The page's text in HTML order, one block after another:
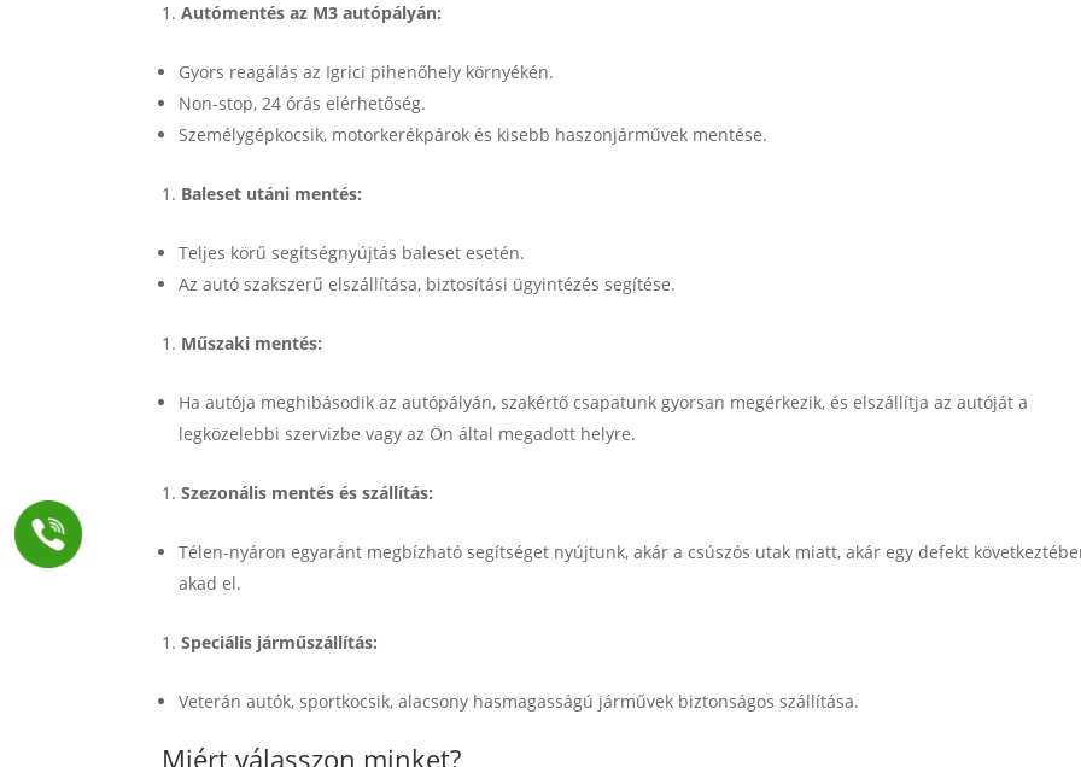
Autómentés az M3 autópályán:
Gyors reagálás az Igrici pihenőhely környékén.
Non-stop, 24 órás elérhetőség.
Személygépkocsik, motorkerékpárok és kisebb haszonjárművek mentése.
Baleset utáni mentés:
Teljes körű segítségnyújtás baleset esetén.
Az autó szakszerű elszállítása, biztosítási ügyintézés segítése.
Műszaki mentés:
Ha autója meghibásodik az autópályán, szakértő csapatunk gyorsan megérkezik, és elszállítja az autóját a
legközelebbi szervizbe vagy az Ön által megadott helyre.
Szezonális mentés és szállítás:
Télen-nyáron egyaránt megbízható segítséget nyújtunk, akár a csúszós utak miatt, akár egy defekt
akad el.
Speciális járműszállítás:
Veterán autók, sportkocsik, alacsony hasmagasságú járművek biztonságos szállítása.
Miért válasszon minket?